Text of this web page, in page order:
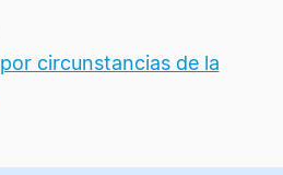
circunstancias de la